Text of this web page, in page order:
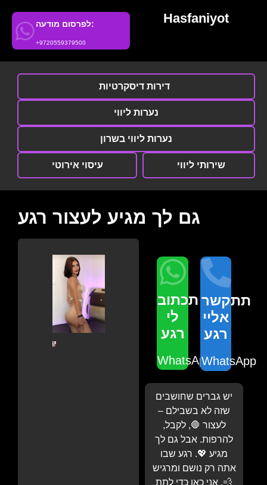
לפרסום מודעה:
+9720559379500
Hasfaniyot
דירות דיסקרטיות
נערות ליווי
נערות ליווי בשרון
עיסוי אירוטי שירותי ליווי
גם לך מגיע לעצור רגע
תכתוב
לי
רגע
WhatsApp
תתקשר
אליי
רגע
WhatsApp
יש גברים שחושבים
שזה לא בשבילם –
לעצור 🛑, לקבל,
להרפות. אבל גם לך
מגיע 💖. רגע שבו
אתה רק נושם ומרגיש
💨. אני כאן כדי לתת